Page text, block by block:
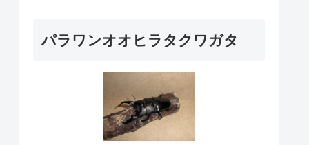
パラワンオオヒラタクワガタ